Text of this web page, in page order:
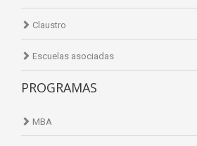
Claustro
Escuelas asociadas
PROGRAMAS
MBA